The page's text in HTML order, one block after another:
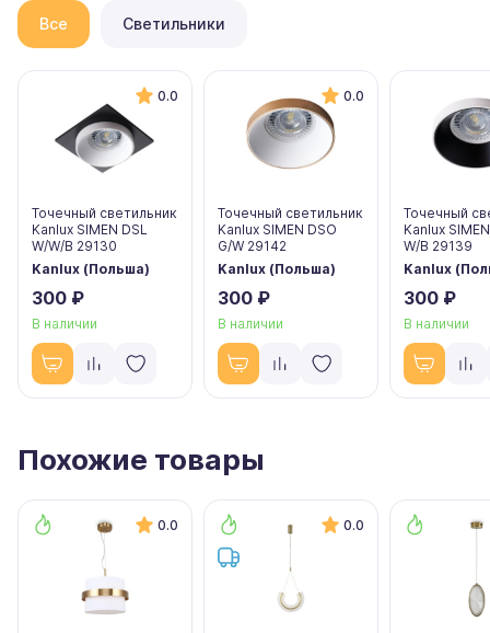
Все Светильники
0.0
Точечный светильник
Kanlux SIMEN DSL
W/W/B 29130
Kanlux (Польша)
300 ₽
В наличии
0.0
Точечный светильник
Kanlux SIMEN DSO
G/W 29142
Kanlux (Польша)
300 ₽
В наличии
Точечный
Kanlux
W/B 29139
Kanlux
300 ₽
В наличии
Похожие товары
0.0 0.0